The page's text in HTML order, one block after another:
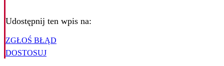
Udostępnij ten wpis na:
ZGŁOŚ BŁĄD
DOSTOSUJ